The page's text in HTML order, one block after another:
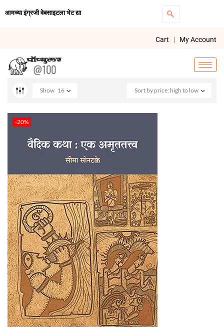
आमच्या इंग्रजी वेबसाइटला भेट द्या
Cart | My Account
Sort by price: high to low
Show 16
-20%